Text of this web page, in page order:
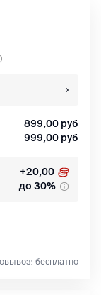
899,00 руб
999,00 руб
+20,00
до 30%
бесплатно